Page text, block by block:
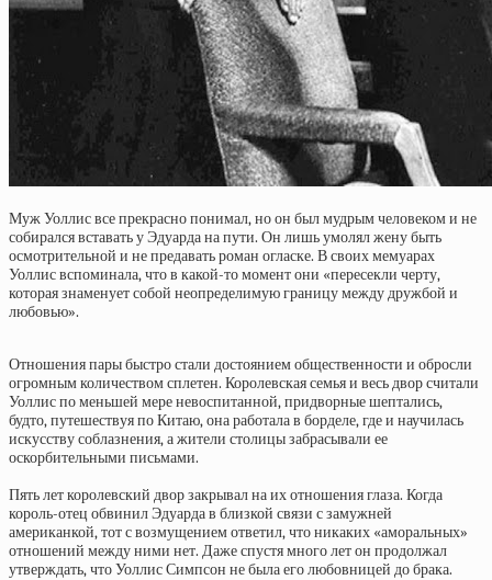
Муж Уоллис все прекрасно понимал, но он был мудрым человеком и не
собирался вставать у Эдуарда на пути. Он лишь умолял жену быть
осмотрительной и не предавать роман огласке. В своих мемуарах
Уоллис вспоминала, что в какой-то момент они «пересекли черту,
которая знаменует собой неопределимую границу между дружбой и
любовью».
Отношения пары быстро стали достоянием общественности и обросли
огромным количеством сплетен. Королевская семья и весь двор считали
Уоллис по меньшей мере невоспитанной, придворные шептались,
будто, путешествуя по Китаю, она работала в борделе, где и научилась
искусству соблазнения, а жители столицы забрасывали ее
оскорбительными письмами.
Пять лет королевский двор закрывал на их отношения глаза. Когда
король-отец обвинил Эдуарда в близкой связи с замужней
американкой, тот с возмущением ответил, что никаких «аморальных»
отношений между ними нет. Даже спустя много лет он продолжал
утверждать, что Уоллис Симпсон не была его любовницей до брака.